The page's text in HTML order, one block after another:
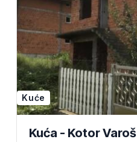
Kuće
Kuća - Kotor Varoš